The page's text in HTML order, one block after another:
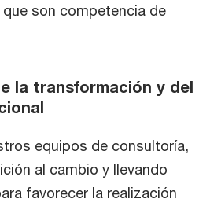
son competencia de
la transformación y del
equipos de consultoría,
al cambio y llevando
favorecer la realización